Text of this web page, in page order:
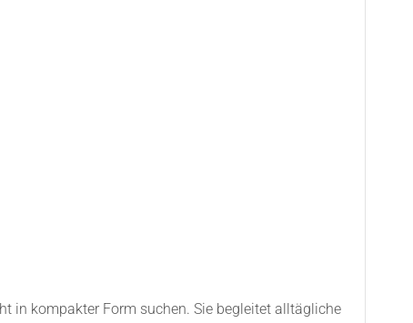
in kompakter Form suchen. Sie begleitet alltägliche